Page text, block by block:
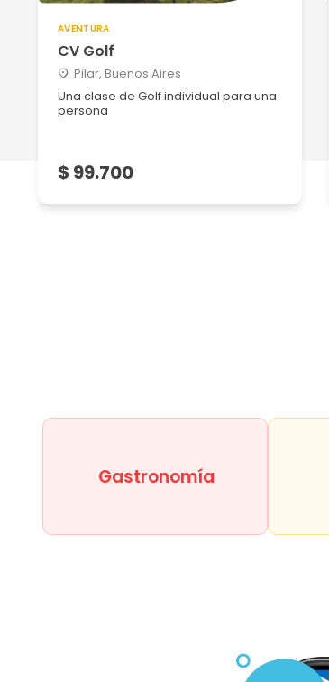
AVENTURA
CV Golf
Pilar, Buenos Aires
Una clase de Golf individual para una
persona
$ 99.700
Gastronomía